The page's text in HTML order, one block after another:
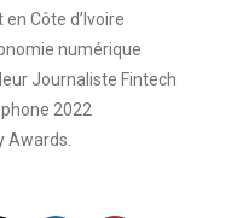
Côte d’Ivoire
numérique
Journaliste Fintech
2022
Awards.